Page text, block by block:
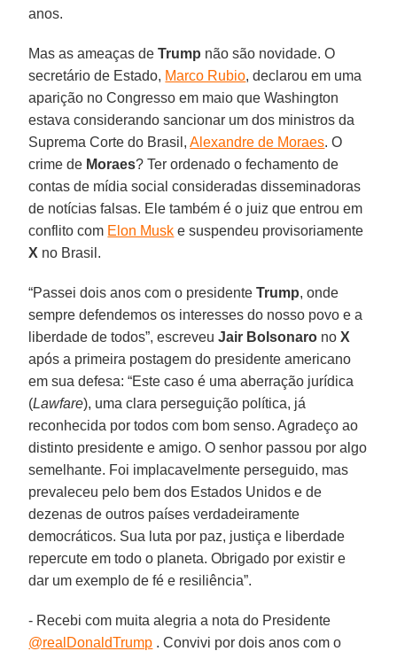
anos.
Mas as ameaças deTrump não são novidade. O
secretário de Estado, Marco Rubio, declarou em uma
aparição no Congresso em maio que Washington
estava considerando sancionar um dos ministros da
Suprema Corte do Brasil,Alexandre de Moraes. O
crime de Moraes? Ter ordenado o fechamento de
contas de mídia social consideradas disseminadoras
de notícias falsas. Ele também é o juiz que entrou em
conflito com Elon Musk e suspendeu provisoriamente
X no Brasil.
“Passei dois anos com o presidenteTrump, onde
sempre defendemos os interesses do nosso povo e a
liberdade de todos”, escreveuJair Bolsonaro noX
após a primeira postagem do presidente americano
em sua defesa: “Este caso é uma aberração jurídica
(Lawfare), uma clara perseguição política, já
reconhecida por todos com bom senso. Agradeço ao
distinto presidente e amigo. O senhor passou por algo
semelhante. Foi implacavelmente perseguido, mas
prevaleceu pelo bem dos Estados Unidos e de
dezenas de outros países verdadeiramente
democráticos. Sua luta por paz, justiça e liberdade
repercute em todo o planeta. Obrigado por existir e
dar um exemplo de fé e resiliência”.
- Recebi com muita alegria a nota do Presidente
@realDonaldTrump . Convivi por dois anos com o